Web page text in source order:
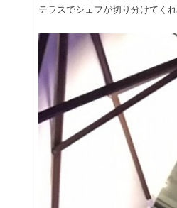
テラスでシェフが切り分けてく